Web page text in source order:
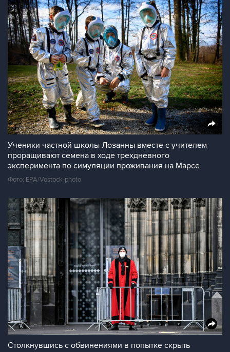
Ученики частной школы Лозанны вместе с учителем
проращивают семена в ходе трехдневного
эксперимента по симуляции проживания на Марсе
Фото: EPA/Vostock-photo
Столкнувшись с обвинениями в попытке скрыть